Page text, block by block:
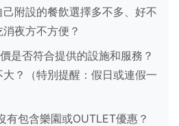
附設的餐飲選擇多不多、好不
夜方不方便？
是否符合提供的設施和服務？
？（特別提醒：假日或連假一
有包含樂園或OUTLET優惠？